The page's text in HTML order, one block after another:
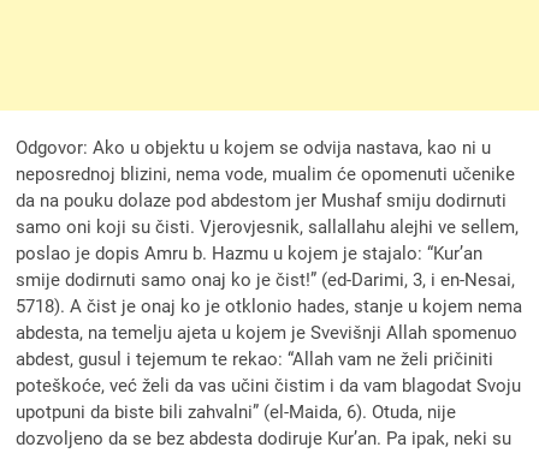
Odgovor: Ako u objektu u kojem se odvija nastava, kao ni u
neposrednoj blizini, nema vode, mualim će opomenuti učenike
da na pouku dolaze pod abdestom jer Mushaf smiju dodirnuti
samo oni koji su čisti. Vjerovjesnik, sallallahu alejhi ve sellem,
poslao je dopis Amru b. Hazmu u kojem je stajalo: “Kur’an
smije dodirnuti samo onaj ko je čist!” (ed-Darimi, 3, i en-Nesai,
5718). A čist je onaj ko je otklonio hades, stanje u kojem nema
abdesta, na temelju ajeta u kojem je Svevišnji Allah spomenuo
abdest, gusul i tejemum te rekao: “Allah vam ne želi pričiniti
poteškoće, već želi da vas učini čistim i da vam blagodat Svoju
upotpuni da biste bili zahvalni” (el-Maida, 6). Otuda, nije
dozvoljeno da se bez abdesta dodiruje Kur’an. Pa ipak, neki su